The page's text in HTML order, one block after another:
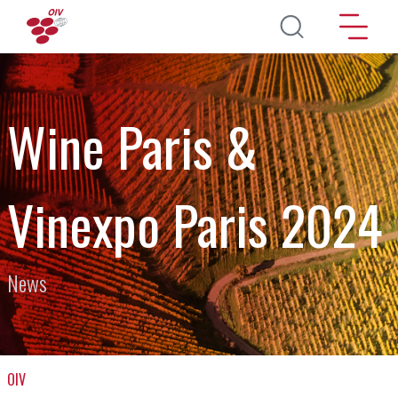
Salta al contenuto principale
Wine Paris &
Vinexpo Paris 2024
News
OIV